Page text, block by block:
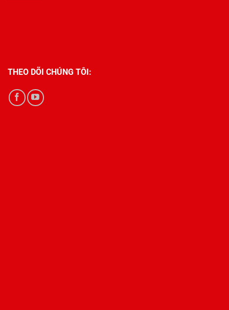
THEO DÕI CHÚNG TÔI: